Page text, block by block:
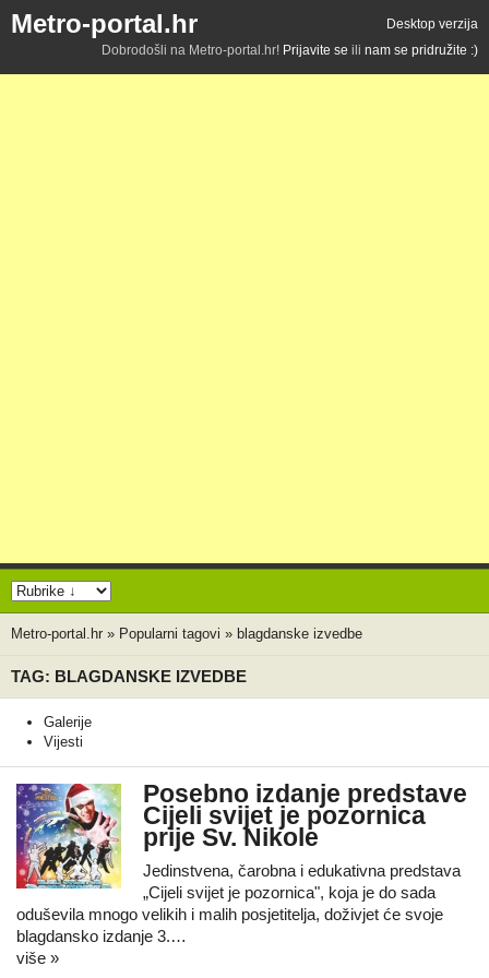
Metro-portal.hr
Desktop verzija
Dobrodošli na Metro-portal.hr! Prijavite se ili nam se pridružite :)
Metro-portal.hr » Popularni tagovi » blagdanske izvedbe
TAG: BLAGDANSKE IZVEDBE
Galerije
Vijesti
Posebno izdanje predstave
Cijeli svijet je pozornica
prije Sv. Nikole
Jedinstvena, čarobna i edukativna predstava
„Cijeli svijet je pozornica", koja je do sada
oduševila mnogo velikih i malih posjetitelja, doživjet će svoje
blagdansko izdanje 3.…
više »